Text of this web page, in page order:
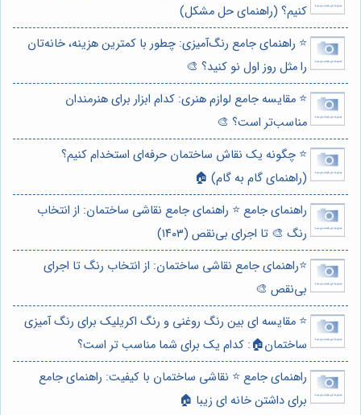
کنیم؟ (راهنمای حل مشکل)
⭐️ راهنمای جامع رنگ‌آمیزی: چطور با کمترین هزینه، خانه‌تان
را مثل روز اول نو کنید؟ 🎨
⭐️ مقایسه جامع لوازم هنری: کدام ابزار برای هنرمندان
مناسب‌تر است؟ 🎨
⭐️ چگونه یک نقاش ساختمان حرفه‌ای استخدام کنیم؟
(راهنمای گام به گام) 🏠
راهنمای جامع ⭐️ راهنمای جامع نقاشی ساختمان: از انتخاب
رنگ 🎨 تا اجرای بی‌نقص (۱۴۰۳)
⭐️راهنمای جامع نقاشی ساختمان: از انتخاب رنگ تا اجرای
بی‌نقص 🎨
⭐️ مقایسه ای بین رنگ روغنی و رنگ اکریلیک برای رنگ آمیزی
ساختمان🏠: کدام یک برای شما مناسب تر است؟
راهنمای جامع ⭐️ نقاشی ساختمان با کیفیت: راهنمای جامع
برای داشتن خانه ای زیبا 🏠